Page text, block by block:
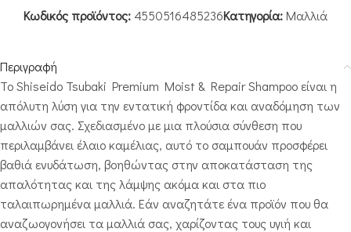
Κωδικός προϊόντος: 4550516485236Κατηγορία:Μαλλιά
Περιγραφή
Το Shiseido Tsubaki Premium Moist & Repair Shampoo είναι η
απόλυτη λύση για την εντατική φροντίδα και αναδόμηση των
μαλλιών σας. Σχεδιασμένο με μια πλούσια σύνθεση που
περιλαμβάνει έλαιο καμέλιας, αυτό το σαμπουάν προσφέρει
βαθιά ενυδάτωση, βοηθώντας στην αποκατάσταση της
απαλότητας και της λάμψης ακόμα και στα πιο
ταλαιπωρημένα μαλλιά. Εάν αναζητάτε ένα προϊόν που θα
αναζωογονήσει τα μαλλιά σας, χαρίζοντας τους υγιή και